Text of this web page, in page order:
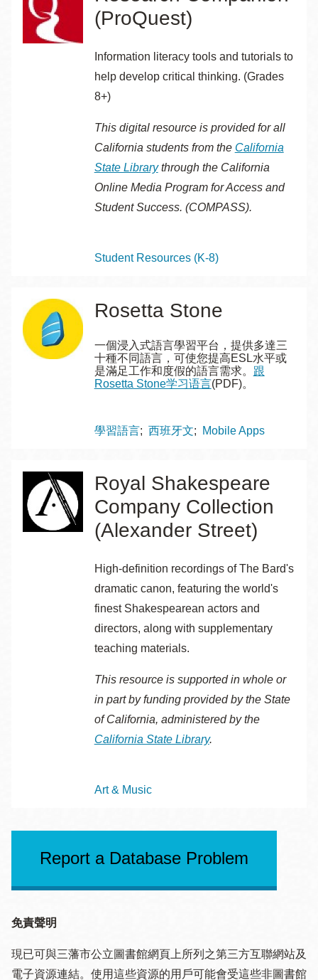
(ProQuest)
Information literacy tools and tutorials to
help develop critical thinking. (Grades
8+)
This digital resource is provided for all
California students from the California
State Librarythrough the California
Online Media Program for Access and
Student Success. (COMPASS).
Topics
Student Resources (K-8)
Rosetta Stone
一個浸入式語言學習平台，提供多達三
十種不同語言，可使您提高ESL水平或
是滿足工作和度假的語言需求。 跟
Rosetta Stone学习语言(PDF)。
Topics
學習語言 西班牙文 Mobile Apps
Royal Shakespeare
Company Collection
(Alexander Street)
High-definition recordings of The Bard's
dramatic canon, featuring the world's
finest Shakespearean actors and
directors, along with supplementary
teaching materials.
This resource is supported in whole or
in part by funding provided by the State
of California, administered by the
California State Library.
Topics
Art & Music
Report a Database Problem
免責聲明
現已可與三藩市公立圖書館網頁上所列之第三方互聯網站及
電子資源連結。使用這些資源的用戶可能會受這些非圖書館